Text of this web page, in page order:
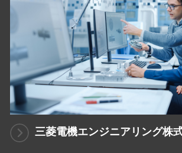
三菱電機エンジニアリング株